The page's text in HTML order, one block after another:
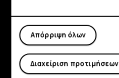
Εξερευνήστε
Πληροφορίες
Planet and people
Απόρριψη όλων
Διαχείριση προτιμήσεων